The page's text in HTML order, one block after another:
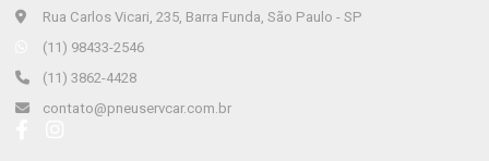
Rua Carlos Vicari, 235, Barra Funda, São Paulo - SP
(11) 98433-2546
(11) 3862-4428
contato@pneuservcar.com.br